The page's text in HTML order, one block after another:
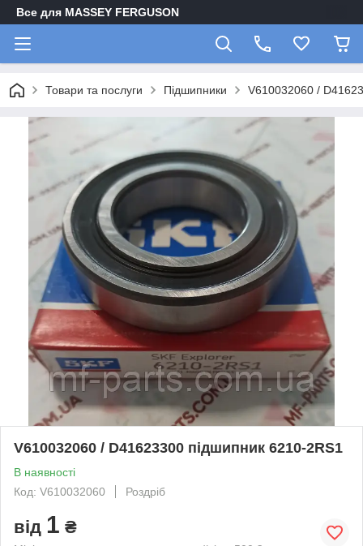
Все для MASSEY FERGUSON
Товари та послуги Підшипники V610032060 /
V610032060 / D41623300 підшипник 6210-2RS1
В наявності
Код: V610032060
Роздріб
від 1 ₴